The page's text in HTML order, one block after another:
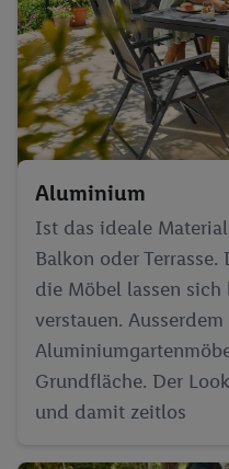
Aluminium
Ist das ideale
Balkon oder
die Möbel lassen
verstauen. Ausserdem
Grundfläche. Der
und damit zeitlos